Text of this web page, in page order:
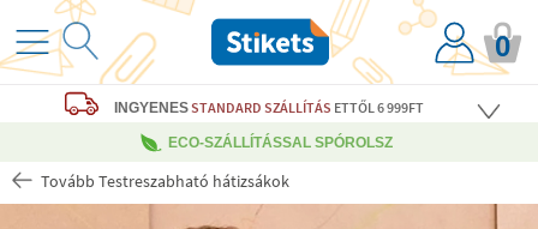
0
INGYENESSTANDARD SZÁLLÍTÁS ETTŐL 6 999FT
ECO-SZÁLLÍTÁSSAL SPÓROLSZ
Tovább Testreszabható hátizsákok